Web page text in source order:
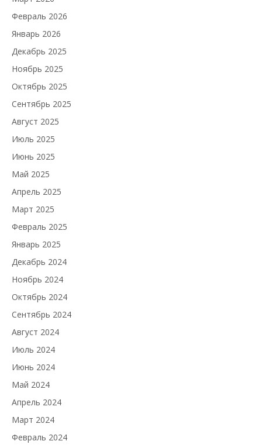
Февраль 2026
Январь 2026
Декабрь 2025
Ноябрь 2025
Октябрь 2025
Сентябрь 2025
Август 2025
Июль 2025
Июнь 2025
Май 2025
Апрель 2025
Март 2025
Февраль 2025
Январь 2025
Декабрь 2024
Ноябрь 2024
Октябрь 2024
Сентябрь 2024
Август 2024
Июль 2024
Июнь 2024
Май 2024
Апрель 2024
Март 2024
Февраль 2024